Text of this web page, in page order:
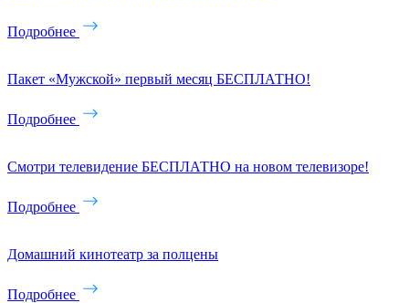
Подробнее
Пакет «Мужской» первый месяц БЕСПЛАТНО!
Подробнее
Смотри телевидение БЕСПЛАТНО на новом телевизоре!
Подробнее
Домашний кинотеатр за полцены
Подробнее